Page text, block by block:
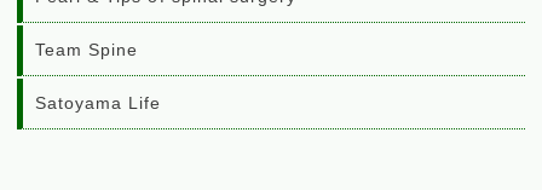
Team Spine
Satoyama Life